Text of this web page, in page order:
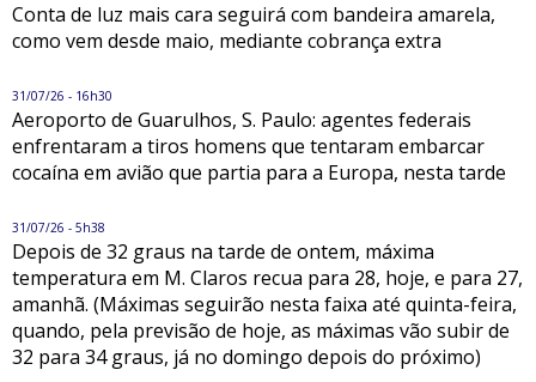
Conta de luz mais cara seguirá com bandeira amarela,
como vem desde maio, mediante cobrança extra
31/07/26 - 16h30
Aeroporto de Guarulhos, S. Paulo: agentes federais
enfrentaram a tiros homens que tentaram embarcar
cocaína em avião que partia para a Europa, nesta tarde
31/07/26 - 5h38
Depois de 32 graus na tarde de ontem, máxima
temperatura em M. Claros recua para 28, hoje, e para 27,
amanhã. (Máximas seguirão nesta faixa até quinta-feira,
quando, pela previsão de hoje, as máximas vão subir de
32 para 34 graus, já no domingo depois do próximo)